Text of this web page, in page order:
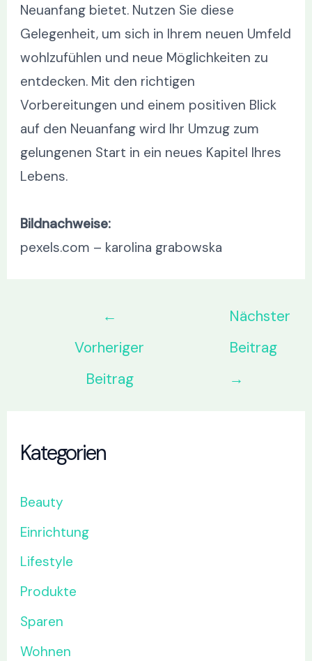
Neuanfang bietet. Nutzen Sie diese
Gelegenheit, um sich in Ihrem neuen Umfeld
wohlzufühlen und neue Möglichkeiten zu
entdecken. Mit den richtigen
Vorbereitungen und einem positiven Blick
auf den Neuanfang wird Ihr Umzug zum
gelungenen Start in ein neues Kapitel Ihres
Lebens.
Bildnachweise:
pexels.com – karolina grabowska
←
Vorheriger
Beitrag
Nächster
Beitrag
→
Kategorien
Beauty
Einrichtung
Lifestyle
Produkte
Sparen
Wohnen